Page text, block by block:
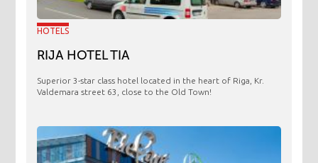
HOTELS
RIJA HOTEL TIA
Superior 3-star class hotel located in the heart of Riga, Kr.
Valdemara street 63, close to the Old Town!